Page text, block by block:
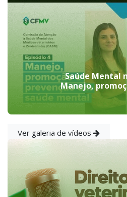
Saúde Mental
Manejo,
Ver galeria de vídeos